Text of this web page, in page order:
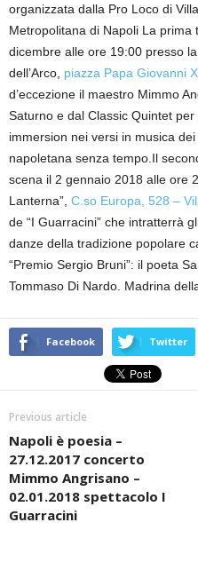
organizzata dalla Pro Loco di
Metropolitana di Napoli La
dicembre alle ore 19:00 presso
dell’Arco, piazza Papa Giovanni
d’eccezione il maestro Mimmo
Saturno e dal Classic Quintet
immersion nei versi in musica
napoletana senza tempo.Il
scena il 2 gennaio 2018 alle ore
Lanterna”, C.so Europa, 528 –
de “I Guarracini” che intratterrà
danze della tradizione popolare
“Premio Sergio Bruni”: il poeta
Tommaso Di Nardo. Madrina
Facebook Twitter
Previous article
Napoli è poesia –
27.12.2017 concerto
Mimmo Angrisano –
02.01.2018 spettacolo I
Guarracini